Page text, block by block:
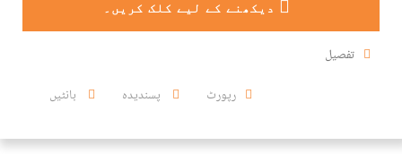
دیکھنے کے لیے کلک کریں۔
تفصیل
بانٹیں
پسندیدہ رپورٹ